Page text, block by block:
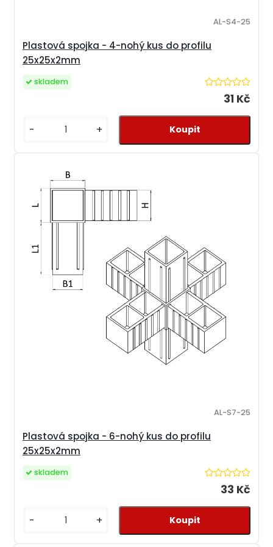
Plastová spojka - 4-nohý kus do profilu
25x25x2mm
AL-S4-25
31 Kč
skladem
- +
Plastová spojka - 6-nohý kus do profilu
25x25x2mm
AL-S7-25
33 Kč
skladem
- +